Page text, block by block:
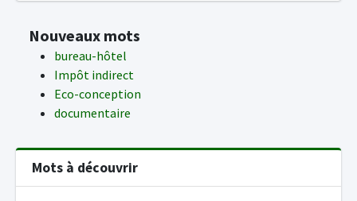
Nouveaux mots
bureau-hôtel
Impôt indirect
Eco-conception
documentaire
Mots à découvrir